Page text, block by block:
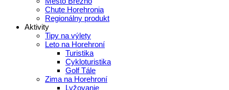
Chute Horehronia
Regionálny produkt
Aktivity
Tipy na výlety
Leto na Horehroní
Turistika
Cykloturistika
Golf Tále
Zima na Horehroní
Lyžovanie